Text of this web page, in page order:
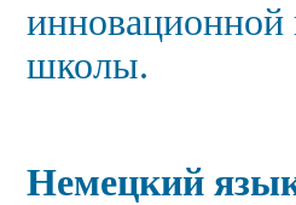
инновационной
школы.
Немецкий